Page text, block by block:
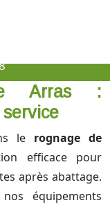
Arras :
service
le rognage de
efficace pour
après abattage.
équipements